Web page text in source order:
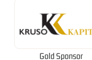
Gold Sponsor